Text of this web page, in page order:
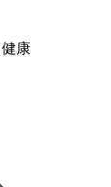
康